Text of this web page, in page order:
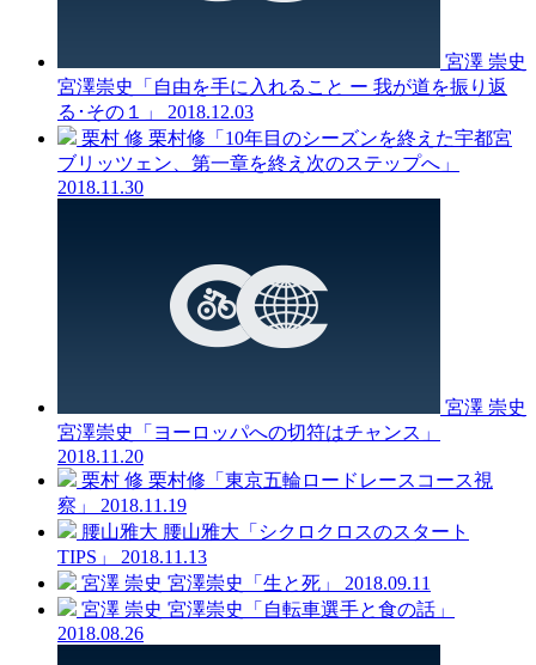
宮澤 崇史
宮澤崇史「自由を手に入れること ー 我が道を振り返
る･その１」
2018.12.03
栗村 修 栗村修「10年目のシーズンを終えた宇都宮
ブリッツェン、第一章を終え次のステップへ」
2018.11.30
宮澤 崇史
宮澤崇史「ヨーロッパへの切符はチャンス」
2018.11.20
栗村 修 栗村修「東京五輪ロードレースコース視
察」
2018.11.19
腰山雅大 腰山雅大「シクロクロスのスタート
TIPS」
2018.11.13
宮澤 崇史 宮澤崇史「生と死」
2018.09.11
宮澤 崇史 宮澤崇史「自転車選手と食の話」
2018.08.26